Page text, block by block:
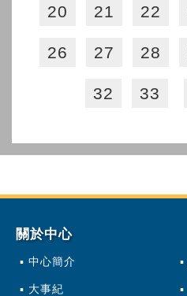
20 21 22
26 27 28
32 33
關於中心
中心簡介
大事紀